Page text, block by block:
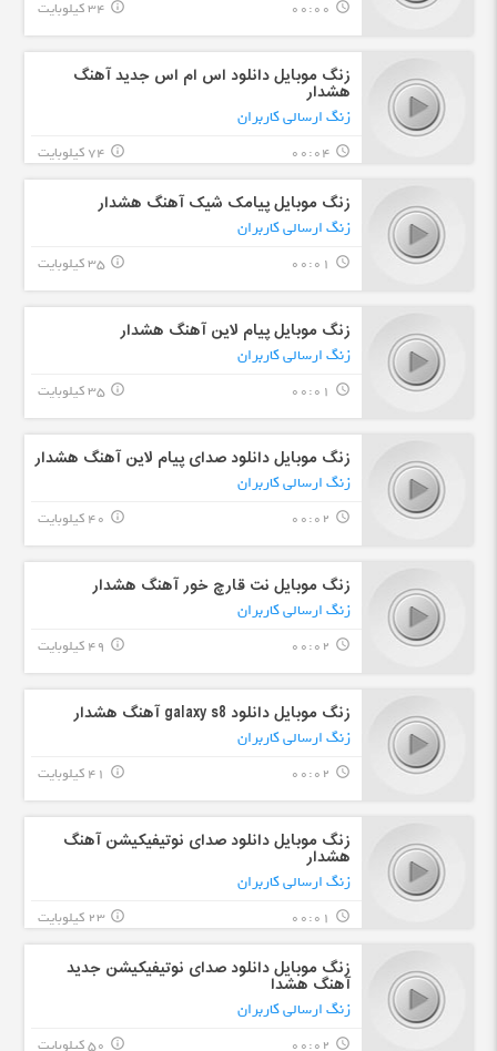
query_builder
00:00 34 کیلوبایت info_outline
زنگ موبایل دانلود اس ام اس جدید آهنگ
هشدار
زنگ ارسالی کاربران
query_builder
00:04 74 کیلوبایت info_outline
زنگ موبایل پیامک شیک آهنگ هشدار
زنگ ارسالی کاربران
query_builder
00:01 35 کیلوبایت info_outline
زنگ موبایل پیام لاین آهنگ هشدار
زنگ ارسالی کاربران
query_builder
00:01 35 کیلوبایت info_outline
زنگ موبایل دانلود صدای پیام لاین آهنگ هشدار
زنگ ارسالی کاربران
query_builder
00:02 40 کیلوبایت info_outline
زنگ موبایل نت قارچ خور آهنگ هشدار
زنگ ارسالی کاربران
query_builder
00:02 49 کیلوبایت info_outline
زنگ موبایل دانلود galaxy s8 آهنگ هشدار
زنگ ارسالی کاربران
query_builder
00:02 41 کیلوبایت info_outline
زنگ موبایل دانلود صدای نوتیفیکیشن آهنگ
هشدار
زنگ ارسالی کاربران
query_builder
00:01 23 کیلوبایت info_outline
زنگ موبایل دانلود صدای نوتیفیکیشن جدید
آهنگ هشدا
زنگ ارسالی کاربران
query_builder
00:02 50 کیلوبایت info_outline